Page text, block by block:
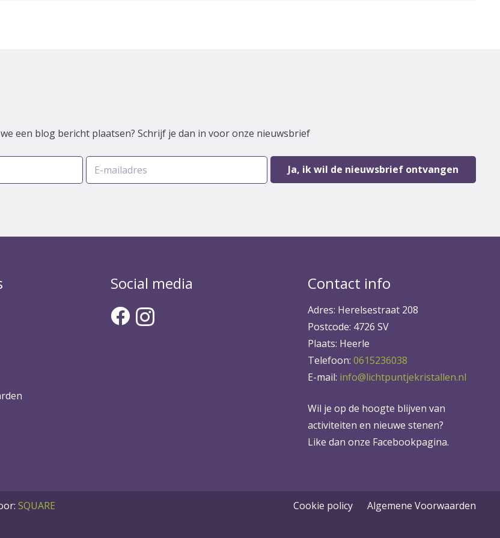
een blog bericht plaatsen? Schrijf je dan in voor onze nieuwsbrief
Social media Contact info
Adres: Herelsestraat 208
Postcode: 4726 SV
Plaats: Heerle
Telefoon: 0615236038
E-mail: info@lichtpuntjekristallen.nl
Wil je op de hoogte blijven van
activiteiten en nieuwe stenen?
Like dan onze Facebookpagina.
SQUARE
Cookie policy Algemene Voorwaarden